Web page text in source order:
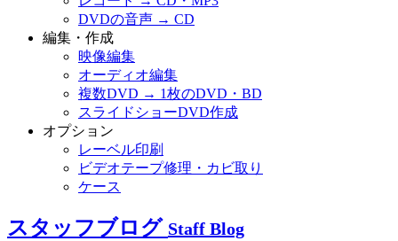
DVDの音声 → CD
編集・作成
映像編集
オーディオ編集
複数DVD → 1枚のDVD・BD
スライドショーDVD作成
オプション
レーベル印刷
ビデオテープ修理・カビ取り
ケース
スタッフブログ Staff Blog